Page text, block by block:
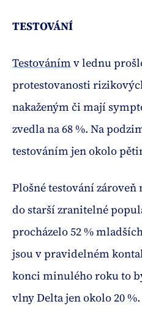
TESTOVÁNÍ
Testováním v lednu
protestovanosti
nakaženým či mají
zvedla na 68 %. Na
testováním jen okolo
Plošné testování
do starší zranitelné
procházelo 52 %
jsou v pravidelném
konci minulého roku to
vlny Delta jen okolo 20 %.